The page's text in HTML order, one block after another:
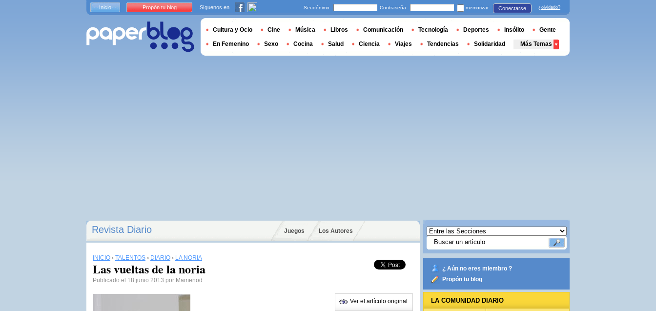
Revista Diario Juegos Los Autores
INICIO › TALENTOS › DIARIO › LA NORIA
Las vueltas de la noria
Publicado el 18 junio 2013 por Mamenod
Ver el artículo original
¿ Aún no eres miembro ?
Propón tu blog
LA COMUNIDAD DIARIO
Inicio Propón tu blog Síguenos en Seudónimo Contraseña memorizar Conectarse ¿olvidado?
Cultura y Ocio Cine Música Libros Comunicación Tecnología Deportes Insólito Gente
En Femenino Sexo Cocina Salud Ciencia Viajes Tendencias Solidaridad Más Temas